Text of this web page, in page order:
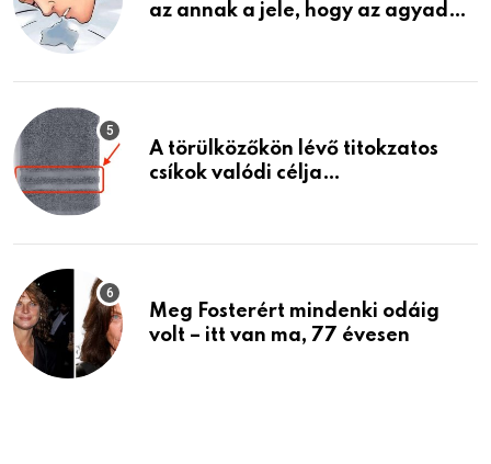
az annak a jele, hogy az agyad…
A törülközőkön lévő titokzatos
csíkok valódi célja…
Meg Fosterért mindenki odáig
volt – itt van ma, 77 évesen